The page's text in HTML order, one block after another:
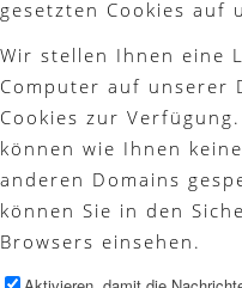
gesetzten Cookies auf
Wir stellen Ihnen eine
Computer auf unserer
Cookies zur
können wie Ihnen
anderen Domains
können Sie in den
Browsers einsehen.